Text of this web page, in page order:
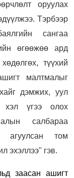
оруулах
Тэрбээр
сангаа
өгөөжөө ард
түүхий
малтмалыг
дэмжих, уул
хэл үгээ олох
салбараа
агуулсан том
эхэллээ" гэв.
заасан ашигт